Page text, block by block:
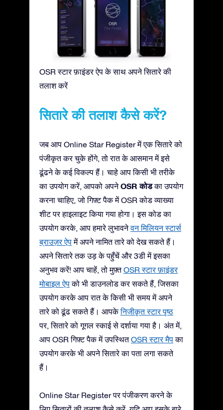
OSR स्टार फ़ाइंडर ऐप के साथ अपने सितारे की
तलाश करें
सितारे की तलाश कैसे करें?
जब आप Online Star Register में एक सितारे को
पंजीकृत कर चुके होंगे, तो रात के आसमान में इसे
ढूंढने के कई विकल्प हैं। चाहे आप किसी भी तरीके
का उपयोग करें, आपको अपनेOSR कोडका उपयोग
करना चाहिए, जो गिफ़्ट पैक में OSR कोड व्याख्या
शीट पर हाइलाइट किया गया होगा। इस कोड का
उपयोग करके, आप हमारे लुभावनेवन मिलियन स्टार्स
ब्राउज़र ऐपमें अपने नामित तारे को देख सकते हैं।
अपने सितारे तक उड़ के पहुँचें और 3डी में इसका
अनुभव करें! आप चाहें, तो मुफ़्तOSR स्टार फ़ाइंडर
मोबाइल ऐपको भी डाउनलोड कर सकते हैं, जिसका
उपयोग करके आप रात के किसी भी समय में अपने
तारे को ढूंढ सकते हैं। आपकेनिजीकृत स्टार पृष्ठ
पर, सितारे को गूगल स्काई से दर्शाया गया है। अंत में,
आप OSR गिफ़्ट पैक में उपस्थितOSR स्टार मैपका
उपयोग करके भी अपने सितारे का पता लगा सकते
हैं।
Online Star Register पर पंजीकरण करने के